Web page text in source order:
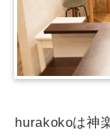
hurakokoは神